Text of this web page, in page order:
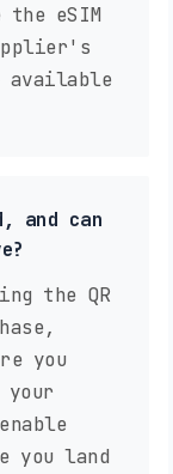
eSIM
available
and can
the QR
you
you land